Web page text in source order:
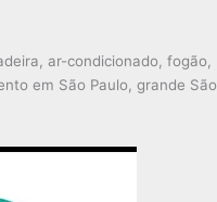
ar-condicionado, fogão,
em São Paulo, grande São